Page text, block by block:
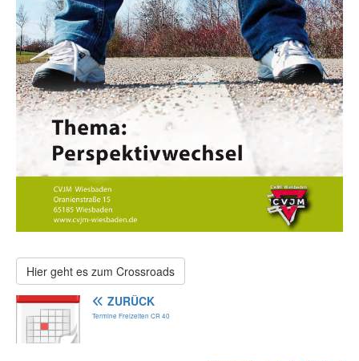
Hier geht es zum Crossroads
ZURÜCK
Termine Freizeiten CR 40